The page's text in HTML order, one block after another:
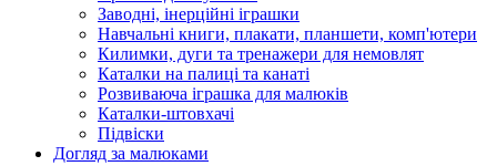
Заводні, інерційні іграшки
Навчальні книги, плакати, планшети, комп'ютери
Килимки, дуги та тренажери для немовлят
Каталки на палиці та канаті
Розвиваюча іграшка для малюків
Каталки-штовхачі
Підвіски
Догляд за малюками